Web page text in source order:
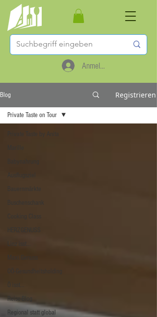
Anmelden
Blog Registrieren
Private Taste by Anita
Reise-Blog
Regional statt global
Private Taste on Tour